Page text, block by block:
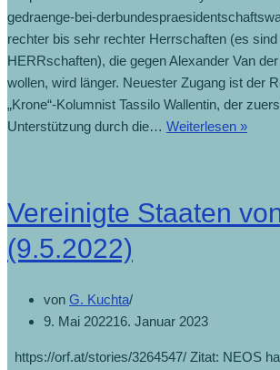
gedraenge-bei-
rechter bis sehr rechter Herrschaften (es sind
HERRschaften), die gegen Alexander Van
wollen, wird länger. Neuester Zugang ist der
„Krone“-Kolumnist Tassilo Wallentin, der
Unterstützung durch die… Weiterlesen »
Vereinigte Staaten
(9.5.2022)
von G. Kuchta
9. Mai 202216. Januar 2023
https://orf.at/stories/3264547/ Zitat: NEOS